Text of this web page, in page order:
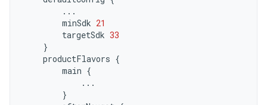
...
minSdk 21
targetSdk 33
}
productFlavors {
main {
...
}